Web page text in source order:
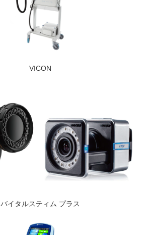
VICON
バイタルスティム プラス